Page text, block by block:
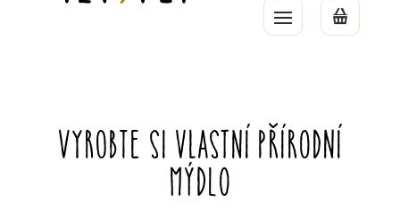
Vyrobte si vlastní přírodní
mýdlo